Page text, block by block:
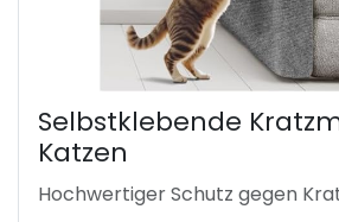
Selbstklebende
Katzen
Hochwertiger Schutz gegen